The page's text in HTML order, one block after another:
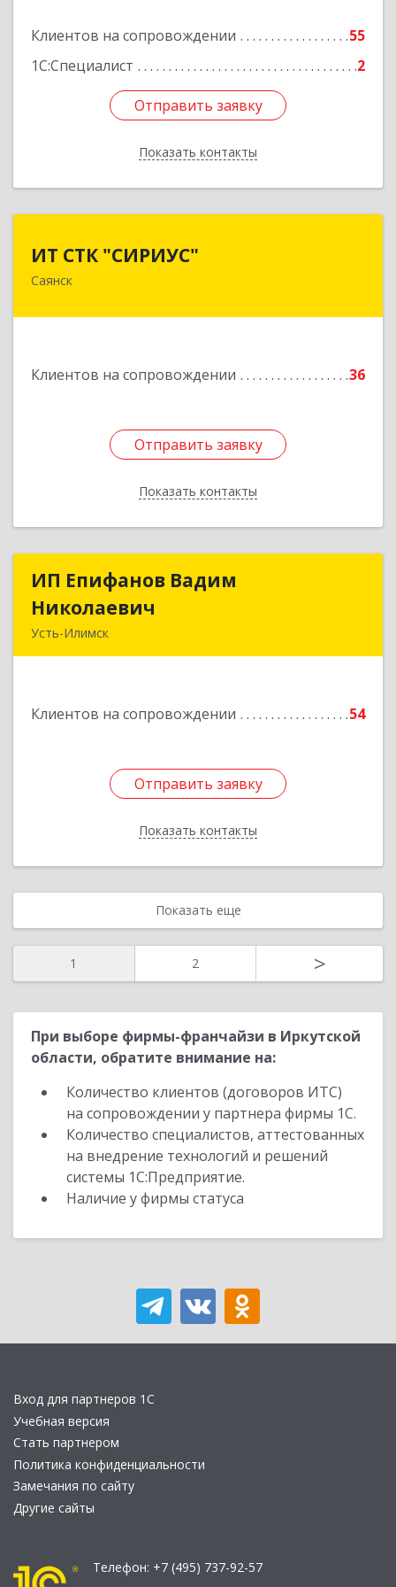
Клиентов на сопровождении
55
1С:Специалист
2
Отправить заявку
Показать контакты
Отправить заявку
Назад
ИТ СТК "СИРИУС"
Саянск
Клиентов на сопровождении 36
Отправить заявку
Показать контакты
666303, Иркутская обл, Саянск г, Юбилейный
Отправить заявку
Назад
ИП Епифанов Вадим
Николаевич
Усть-Илимск
Клиентов на сопровождении 54
Отправить заявку
Показать контакты
ИП Епифанов Вадим
Подробнее
Отправить заявку
Назад
Показать еще
1 2 >
При выборе фирмы-франчайзи в Иркутской
области, обратите внимание на:
Количество клиентов (договоров ИТС)
на сопровождении у партнера фирмы 1С.
Количество специалистов, аттестованных
на внедрение технологий и решений
системы 1С:Предприятие.
Наличие у фирмы статуса
Вход для партнеров 1С
Учебная версия
Стать партнером
Политика конфиденциальности
Замечания по сайту
Другие сайты
Телефон: +7 (495) 737-92-57